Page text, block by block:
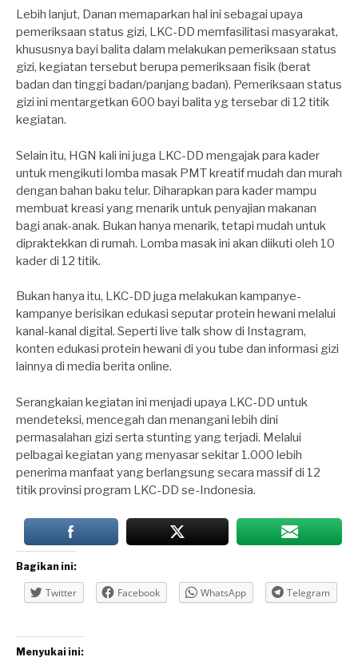
Lebih lanjut, Danan memaparkan hal ini sebagai upaya
pemeriksaan status gizi, LKC-DD memfasilitasi masyarakat,
khususnya bayi balita dalam melakukan pemeriksaan status
gizi, kegiatan tersebut berupa pemeriksaan fisik (berat
badan dan tinggi badan/panjang badan). Pemeriksaan status
gizi ini mentargetkan 600 bayi balita yg tersebar di 12 titik
kegiatan.
Selain itu, HGN kali ini juga LKC-DD mengajak para kader
untuk mengikuti lomba masak PMT kreatif mudah dan murah
dengan bahan baku telur. Diharapkan para kader mampu
membuat kreasi yang menarik untuk penyajian makanan
bagi anak-anak. Bukan hanya menarik, tetapi mudah untuk
dipraktekkan di rumah. Lomba masak ini akan diikuti oleh 10
kader di 12 titik.
Bukan hanya itu, LKC-DD juga melakukan kampanye-
kampanye berisikan edukasi seputar protein hewani melalui
kanal-kanal digital. Seperti live talk show di Instagram,
konten edukasi protein hewani di you tube dan informasi gizi
lainnya di media berita online.
Serangkaian kegiatan ini menjadi upaya LKC-DD untuk
mendeteksi, mencegah dan menangani lebih dini
permasalahan gizi serta stunting yang terjadi. Melalui
pelbagai kegiatan yang menyasar sekitar 1.000 lebih
penerima manfaat yang berlangsung secara massif di 12
titik provinsi program LKC-DD se-Indonesia.
Bagikan ini:
Twitter Facebook WhatsApp Telegram
Menyukai ini: